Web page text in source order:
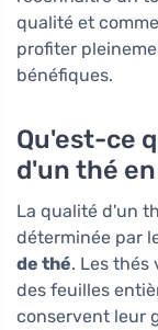
qualité et
profiter
bénéfiques.
Qu'est-ce
d'un thé
La qualité d'un
déterminée par
de thé. Les
des feuilles
conservent leur